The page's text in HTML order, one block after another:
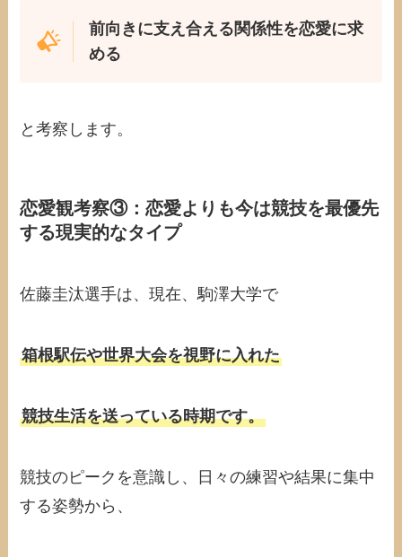
前向きに支え合える関係性を恋愛に求
める
と考察します。
恋愛観考察③：恋愛よりも今は競技を最優先
する現実的なタイプ
佐藤圭汰選手は、現在、駒澤大学で
箱根駅伝や世界大会を視野に入れた
競技生活を送っている時期です。
競技のピークを意識し、日々の練習や結果に集中
する姿勢から、